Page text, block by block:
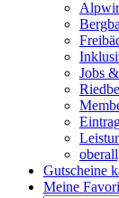
Jobs
Gutscheine
Meine